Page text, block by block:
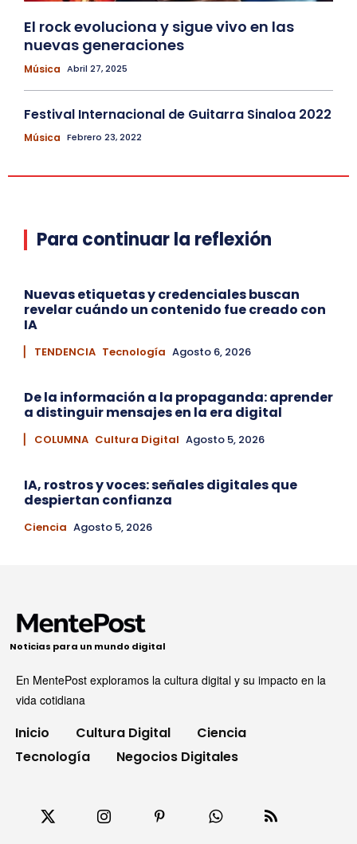
El rock evoluciona y sigue vivo en las
nuevas generaciones
Música Abril 27, 2025
Festival Internacional de Guitarra Sinaloa 2022
Música Febrero 23, 2022
Para continuar la reflexión
Nuevas etiquetas y credenciales buscan
revelar cuándo un contenido fue creado con
IA
▏ TENDENCIA Tecnología Agosto 6, 2026
De la información a la propaganda: aprender
a distinguir mensajes en la era digital
▏ COLUMNA Cultura Digital Agosto 5, 2026
IA, rostros y voces: señales digitales que
despiertan confianza
Ciencia Agosto 5, 2026
Noticias para un mundo digital
En MentePost exploramos la cultura digital y su impacto en la
vida cotidiana
Inicio Cultura Digital
Ciencia
Tecnología
Negocios Digitales